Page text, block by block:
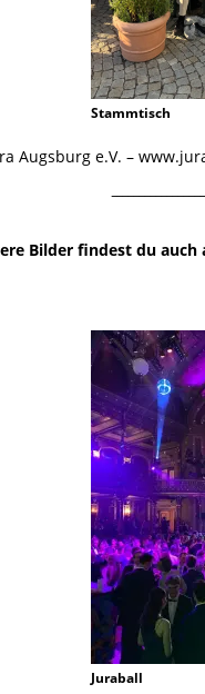
Stammtisch
Augsburg e.V. –
Bilder findest du auch
Juraball